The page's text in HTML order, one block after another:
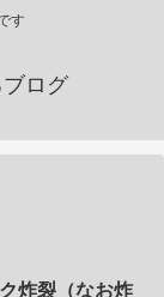
す
ログ
炸裂（なお炸